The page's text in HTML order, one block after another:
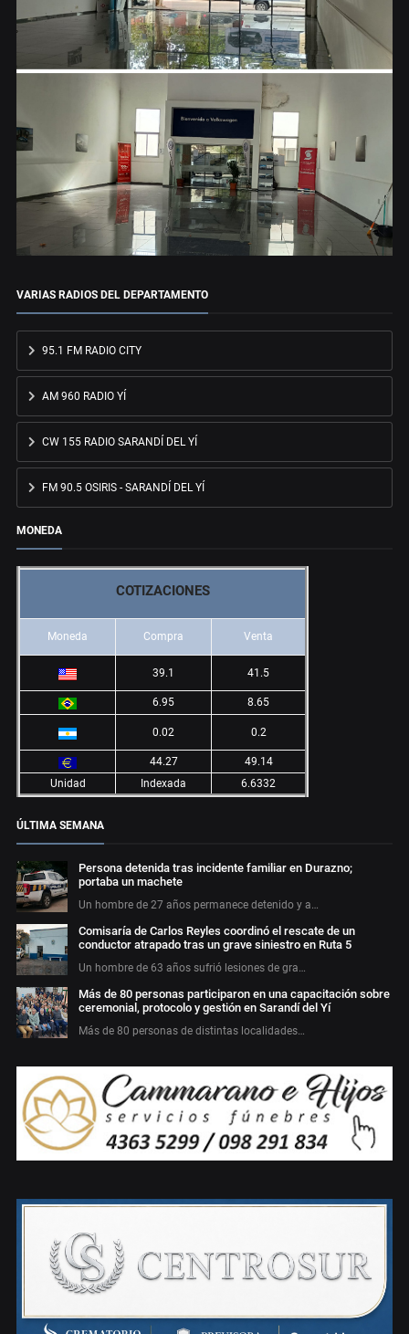
VARIAS RADIOS DEL DEPARTAMENTO
95.1 FM RADIO CITY
AM 960 RADIO YÍ
CW 155 RADIO SARANDÍ DEL YÍ
FM 90.5 OSIRIS - SARANDÍ DEL YÍ
MONEDA
COTIZACIONES
Moneda Compra Venta
39.1 41.5
6.95 8.65
0.02 0.2
44.27
49.14
Unidad
Indexada 6.6332
ÚLTIMA SEMANA
Persona detenida tras incidente familiar en Durazno;
portaba un machete
Un hombre de 27 años permanece detenido y a…
Comisaría de Carlos Reyles coordinó el rescate de un
conductor atrapado tras un grave siniestro en Ruta 5
Un hombre de 63 años sufrió lesiones de gra…
Más de 80 personas participaron en una capacitación sobre
ceremonial, protocolo y gestión en Sarandí del Yí
Más de 80 personas de distintas localidades…